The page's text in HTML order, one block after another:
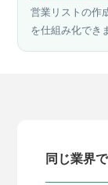
営業リストの作
を仕組み化でき
同じ業界